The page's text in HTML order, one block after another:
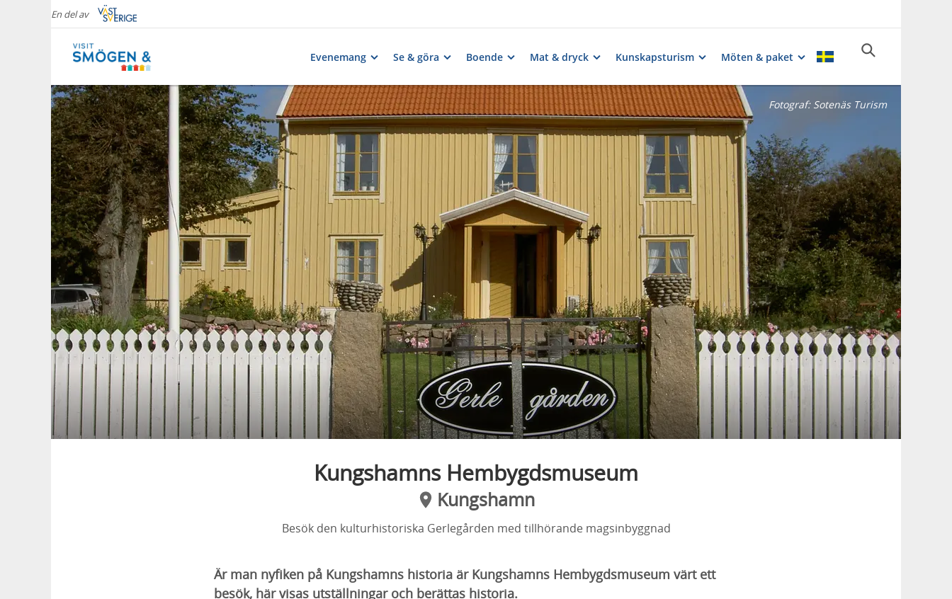
En del av
Evenemang Se & göra Boende Mat & dryck Kunskapsturism Möten & paket
Fotograf: Sotenäs Turism
Kungshamns Hembygdsmuseum
Kungshamn
Besök den kulturhistoriska Gerlegården med tillhörande magsinbyggnad
Är man nyfiken på Kungshamns historia är Kungshamns Hembygdsmuseum värt ett
besök, här visas utställningar och berättas historia.